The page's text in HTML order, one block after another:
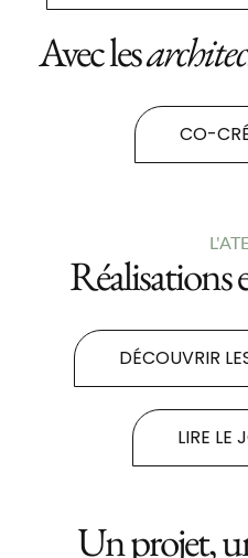
Avec les
CO-
Réalisations
DÉCOUVRIR
LIRE LE
Un projet,